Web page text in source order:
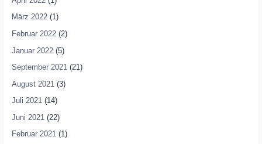
März 2022(1)
Februar 2022(2)
Januar 2022(5)
September 2021(21)
August 2021 (3)
Juli 2021(14)
Juni 2021 (22)
Februar 2021(1)